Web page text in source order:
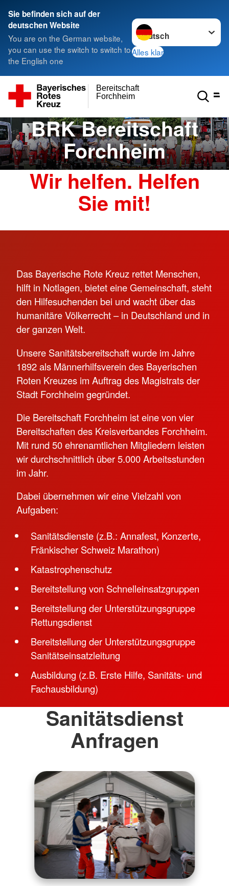
Sie befinden sich auf der
deutschen Website
You are on the German website,
you can use the switch to switch to
the English one
Sprache wechseln zu
Alles klar
Forchheim
Bereitschaft
BRK Bereitschaft
Forchheim
Wir helfen. Helfen
Sie mit!
Das Bayerische Rote Kreuz rettet Menschen,
hilft in Notlagen, bietet eine Gemeinschaft, steht
den Hilfesuchenden bei und wacht über das
humanitäre Völkerrecht – in Deutschland und in
der ganzen Welt.
Unsere Sanitätsbereitschaft wurde im Jahre
1892 als Männerhilfsverein des Bayerischen
Roten Kreuzes im Auftrag des Magistrats der
Stadt Forchheim gegründet.
Die Bereitschaft Forchheim ist eine von vier
Bereitschaften des Kreisverbandes Forchheim.
Mit rund 50 ehrenamtlichen Mitgliedern leisten
wir durchschnittlich über 5.000 Arbeitsstunden
im Jahr.
Dabei übernehmen wir eine Vielzahl von
Aufgaben:
Sanitätsdienste (z.B.: Annafest, Konzerte,
Fränkischer Schweiz Marathon)
Katastrophenschutz
Bereitstellung von Schnelleinsatzgruppen
Bereitstellung der Unterstützungsgruppe
Rettungsdienst
Bereitstellung der Unterstützungsgruppe
Sanitätseinsatzleitung
Ausbildung (z.B. Erste Hilfe, Sanitäts- und
Fachausbildung)
Sanitätsdienst
Anfragen